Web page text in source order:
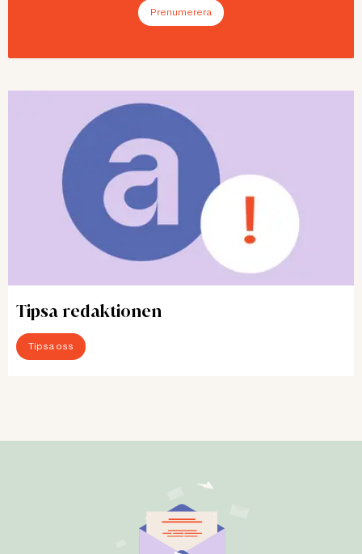
Prenumerera
Tipsa redaktionen
Tipsa oss